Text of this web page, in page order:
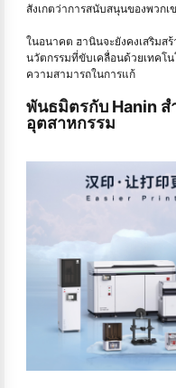
สังเกตว่าการสนับสนุนของพวกเ
ในอนาคต ฮานินจะยังคงเสริมส
นวัตกรรมที่ขับเคลื่อนด้วยเทคโ
ความสามารถในการแก้
พันธมิตรกับ Hanin
อุตสาหกรรม